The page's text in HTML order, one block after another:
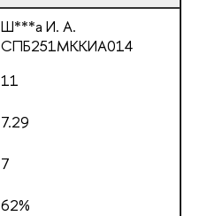
Ш***а И. А.
СПБ251МККИА014
11
7.29
7
62%